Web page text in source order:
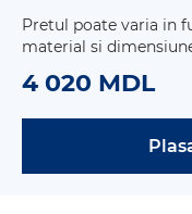
Pretul poate varia in
material si
4 020 MDL